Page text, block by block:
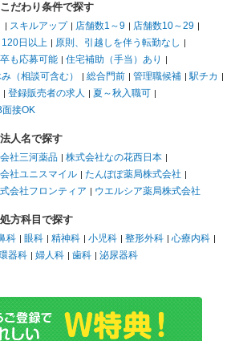
だわり条件で探す
スキルアップ 店舗数1～9
店舗数10～29
日以上
原則、引越しを伴う転勤なし
も応募可能
住宅補助（手当）あり
（相談可含む） 総合門前 管理職候補
駅チカ
登録販売者の求人
夏～秋入職可
面接OK
人名で探す
社三河薬品
株式会社なの花西日本
社ユニスマイル
たんぽぽ薬局株式会社
会社フロンティア ウエルシア薬局株式会社
方科目で探す
科 眼科 精神科 小児科 整形外科
心療内科
器科 婦人科 歯科 泌尿器科